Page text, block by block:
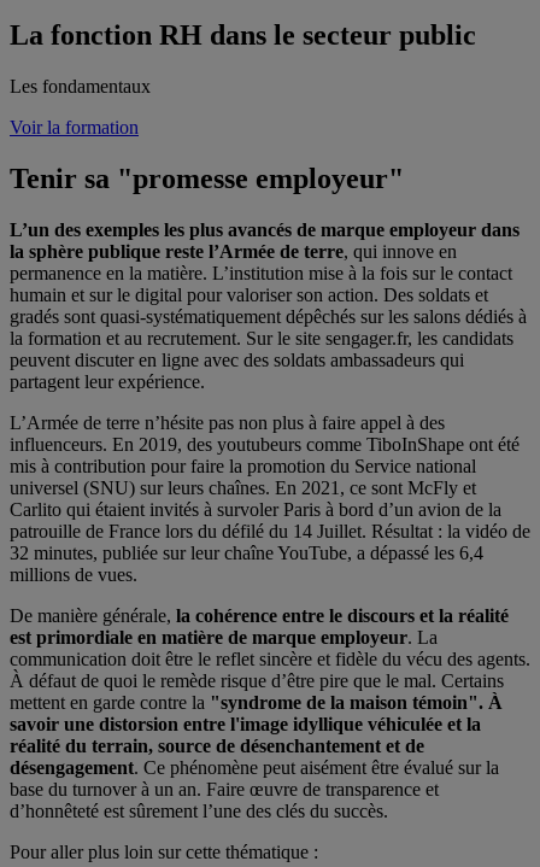
La fonction RH dans le secteur public
Les fondamentaux
Voir la formation
Tenir sa "promesse employeur"
L’un des exemples les plus avancés de marque employeur dans
la sphère publique reste l’Armée de terre, qui innove en
permanence en la matière. L’institution mise à la fois sur le contact
humain et sur le digital pour valoriser son action. Des soldats et
gradés sont quasi-systématiquement dépêchés sur les salons dédiés à
la formation et au recrutement. Sur le site sengager.fr, les candidats
peuvent discuter en ligne avec des soldats ambassadeurs qui
partagent leur expérience.
L’Armée de terre n’hésite pas non plus à faire appel à des
influenceurs. En 2019, des youtubeurs comme TiboInShape ont été
mis à contribution pour faire la promotion du Service national
universel (SNU) sur leurs chaînes. En 2021, ce sont McFly et
Carlito qui étaient invités à survoler Paris à bord d’un avion de la
patrouille de France lors du défilé du 14 Juillet. Résultat : la vidéo de
32 minutes, publiée sur leur chaîne YouTube, a dépassé les 6,4
millions de vues.
De manière générale, la cohérence entre le discours et la réalité
est primordiale en matière de marque employeur. La
communication doit être le reflet sincère et fidèle du vécu des agents.
À défaut de quoi le remède risque d’être pire que le mal. Certains
mettent en garde contre la "syndrome de la maison témoin". À
savoir une distorsion entre l'image idyllique véhiculée et la
réalité du terrain, source de désenchantement et de
désengagement. Ce phénomène peut aisément être évalué sur la
base du turnover à un an. Faire œuvre de transparence et
d’honnêteté est sûrement l’une des clés du succès.
Pour aller plus loin sur cette thématique :